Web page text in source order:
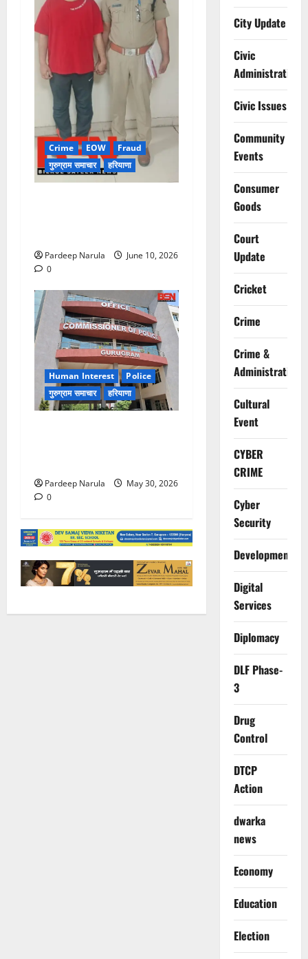
Crime EOW
Fraud
गुरुग्राम समाचार
हरियाणा
Pardeep Narula
June 10, 2026
0
Human Interest
Police
गुरुग्राम समाचार
हरियाणा
Pardeep Narula
May 30, 2026
0
City Update
Civic
Administration
Civic Issues
Community
Events
Consumer
Goods
Court
Update
Cricket
Crime
Crime &
Administration
Cultural
Event
CYBER
CRIME
Cyber
Security
Development
Digital
Services
Diplomacy
DLF Phase-
3
Drug
Control
DTCP
Action
dwarka
news
Economy
Education
Election